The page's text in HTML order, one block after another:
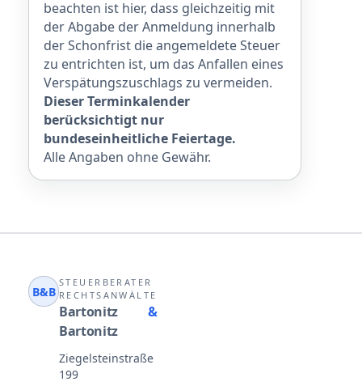
beachten ist hier, dass gleichzeitig mit
der Abgabe der Anmeldung innerhalb
der Schonfrist die angemeldete Steuer
zu entrichten ist, um das Anfallen eines
Verspätungszuschlags zu vermeiden.
Dieser Terminkalender
berücksichtigt nur
bundeseinheitliche Feiertage.
Alle Angaben ohne Gewähr.
B&B
STEUERBERATER
RECHTSANWÄLTE
Bartonitz&
Bartonitz
Ziegelsteinstraße
199